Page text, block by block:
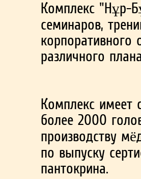
Комплекс "Нұр-
семинаров,
корпоративного
различного
Комплекс имеет
более 2000
производству
по выпуску
пантокрина.